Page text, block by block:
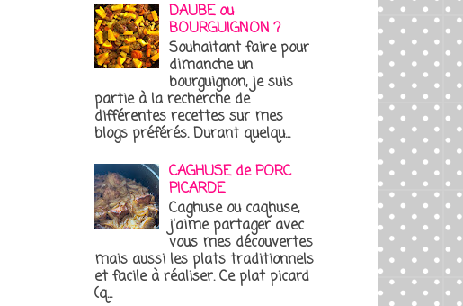
DAUBE ou
BOURGUIGNON ?
Souhaitant faire pour
dimanche un
bourguignon, je suis
partie à la recherche de
différentes recettes sur mes
blogs préférés. Durant quelqu...
CAGHUSE de PORC
PICARDE
Caghuse ou caqhuse,
j'aime partager avec
vous mes découvertes
mais aussi les plats traditionnels
et facile à réaliser. Ce plat picard
(q...